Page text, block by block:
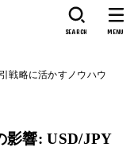
SEARCH MENU
戦略に活かすノウハウ
影響: USD/JPY